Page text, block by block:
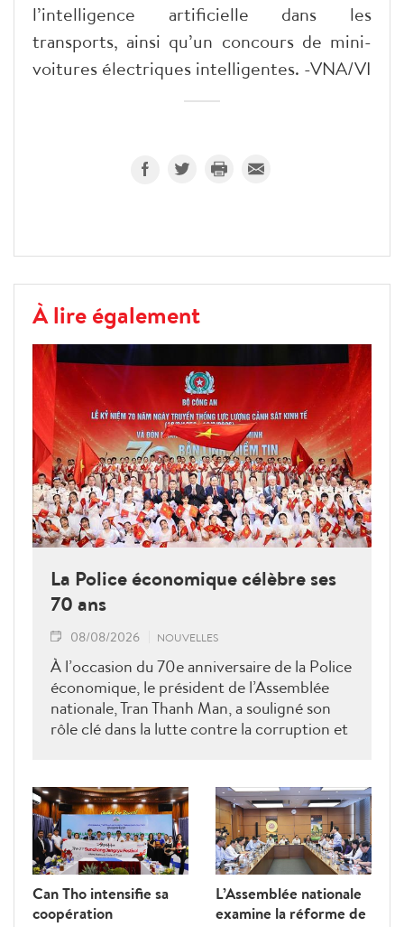
l’intelligence artificielle dans les
transports, ainsi qu’un concours de mini-
voitures électriques intelligentes. -VNA/VI
À lire également
La Police économique célèbre ses
70 ans
08/08/2026 NOUVELLES
À l’occasion du 70e anniversaire de la Police
économique, le président de l’Assemblée
nationale, Tran Thanh Man, a souligné son
rôle clé dans la lutte contre la corruption et
Can Tho intensifie sa
coopération
L’Assemblée nationale
examine la réforme de